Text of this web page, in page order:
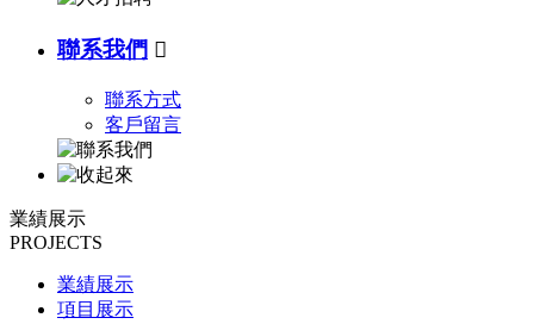
聯系我們 
聯系方式
客戶留言
業績展示
PROJECTS
業績展示
項目展示